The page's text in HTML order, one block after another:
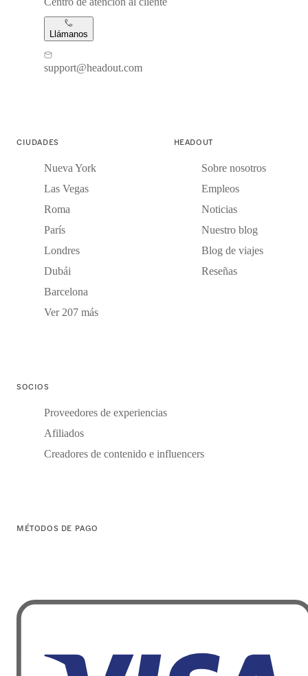
Llámanos
support@headout.com
CIUDADES
Nueva York
Las Vegas
Roma
París
Londres
Dubái
Barcelona
Ver 207 más
HEADOUT
Sobre nosotros
Empleos
Noticias
Nuestro blog
Blog de viajes
Reseñas
SOCIOS
Proveedores de experiencias
Afiliados
Creadores de contenido e influencers
MÉTODOS DE PAGO